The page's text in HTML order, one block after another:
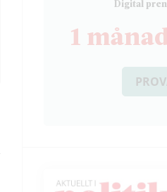
Digital
1